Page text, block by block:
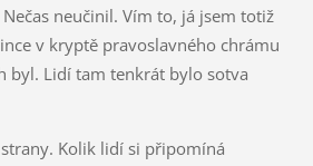
neučinil. Vím to, já jsem totiž
v kryptě pravoslavného chrámu
byl. Lidí tam tenkrát bylo sotva
Kolik lidí si připomíná